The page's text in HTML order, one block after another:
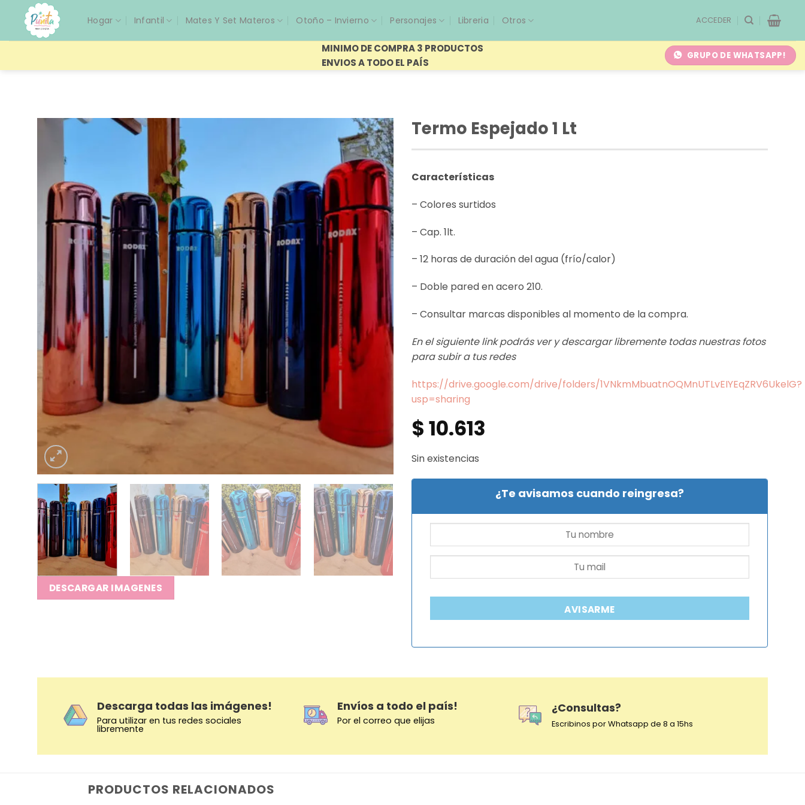
contenido
Hogar Infantil Mates Y Set Materos Otoño – Invierno Personajes Libreria Otros ACCEDER
MINIMO DE COMPRA 3 PRODUCTOS
ENVIOS A TODO EL PAÍS
GRUPO DE WHATSAPP!
DESCARGAR IMAGENES
Termo Espejado 1 Lt
Características
– Colores surtidos
– Cap. 1lt.
– 12 horas de duración del agua (frío/calor)
– Doble pared en acero 210.
– Consultar marcas disponibles al momento de la compra.
En el siguiente link podrás ver y descargar libremente todas nuestras fotos
para subir a tus redes
https://drive.google.com/drive/folders/1VNkmMbuatnOQMnUTLvEIYEqZRV6UkelG?
usp=sharing
$10.613
Sin existencias
¿Te avisamos cuando reingresa?
AVISARME
Descarga todas las imágenes!
Para utilizar en tus redes sociales
libremente
Envíos a todo el país!
Por el correo que elijas
¿Consultas?
Escribinos por Whatsapp de 8 a 15hs
PRODUCTOS RELACIONADOS